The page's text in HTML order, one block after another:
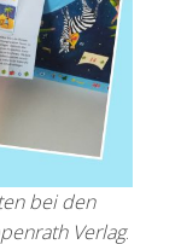
bei den
Verlag.